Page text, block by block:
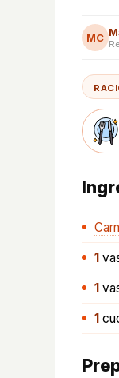
MC
1
1
1